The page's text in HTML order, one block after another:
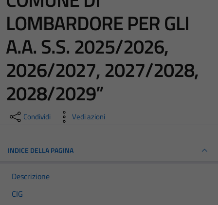
LOMBARDORE PER GLI
A.A. S.S. 2025/2026,
2026/2027, 2027/2028,
2028/2029”
Condividi Vedi azioni
INDICE DELLA PAGINA
Descrizione
CIG